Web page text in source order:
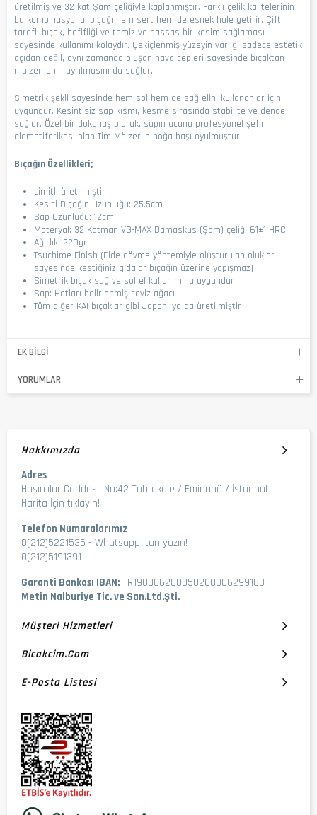
üretilmiş ve 32 kat Şam çeliğiyle kaplanmıştır. Farklı çelik kalitelerinin
bu kombinasyonu, bıçağı hem sert hem de esnek hale getirir. Çift
taraflı bıçak, hafifliği ve temiz ve hassas bir kesim sağlaması
sayesinde kullanımı kolaydır. Çekiçlenmiş yüzeyin varlığı sadece estetik
açıdan değil, aynı zamanda oluşan hava cepleri sayesinde bıçaktan
malzemenin ayrılmasını da sağlar.
Simetrik şekli sayesinde hem sol hem de sağ elini kullananlar için
uygundur. Kesintisiz sap kısmı, kesme sırasında stabilite ve denge
sağlar. Özel bir dokunuş olarak, sapın ucuna profesyonel şefin
alametifarikası olan Tim Mälzer'in boğa başı oyulmuştur.
Bıçağın Özellikleri;
Limitli üretilmiştir
Kesici Bıçağın Uzunluğu: 25.5cm
Sap Uzunluğu: 12cm
Materyal: 32 Katman VG-MAX Damaskus (Şam) çeliği 61±1 HRC
Ağırlık: 220gr
Tsuchime Finish (Elde dövme yöntemiyle oluşturulan oluklar
sayesinde kestiğiniz gıdalar bıçağın üzerine yapışmaz)
Simetrik bıçak sağ ve sol el kullanımına uygundur
Sap: Hatları belirlenmiş ceviz ağacı
Tüm diğer KAI bıçaklar gibi Japon 'ya da üretilmiştir
EK BILGI
YORUMLAR
Hakkımızda
Adres
Hasırcılar Caddesi. No:42 Tahtakale / Eminönü / İstanbul
Harita İçin tıklayın!
Telefon Numaralarımız
0(212)5221535 - Whatsapp 'tan yazın!
0(212)5191391
Garanti Bankası IBAN: TR190006200050200006299183
Metin Nalburiye Tic. ve San.Ltd.Şti.
Müşteri Hizmetleri
Bicakcim.com
E-Posta Listesi